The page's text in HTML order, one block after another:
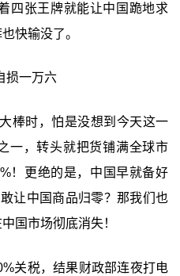
四张王牌就能让中国跪地求
快输没了。
损一万六
棒时，怕是没想到今天这一
一，转头就把货铺满全球市
！更绝的是，中国早就备好
让中国商品归零？那我们也
国市场彻底消失！
关税，结果财政部连夜打电